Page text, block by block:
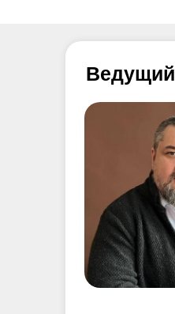
Ведущий